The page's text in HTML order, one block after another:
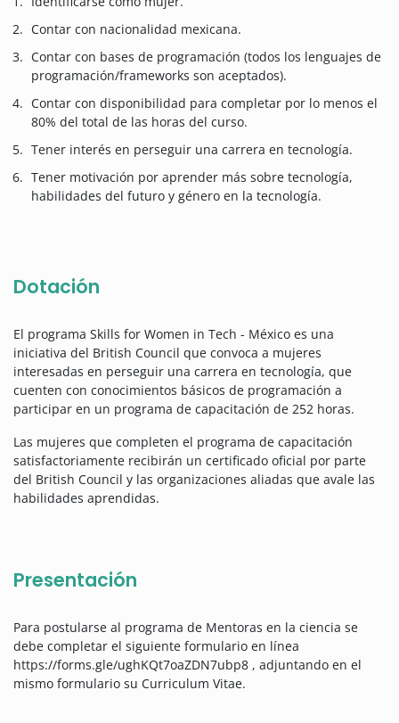
Contar con nacionalidad mexicana.
Contar con bases de programación (todos los lenguajes de
programación/frameworks son aceptados).
Contar con disponibilidad para completar por lo menos el
80% del total de las horas del curso.
Tener interés en perseguir una carrera en tecnología.
Tener motivación por aprender más sobre tecnología,
habilidades del futuro y género en la tecnología.
Dotación
El programa Skills for Women in Tech - México es una
iniciativa del British Council que convoca a mujeres
interesadas en perseguir una carrera en tecnología, que
cuenten con conocimientos básicos de programación a
participar en un programa de capacitación de 252 horas.
Las mujeres que completen el programa de capacitación
satisfactoriamente recibirán un certificado oficial por parte
del British Council y las organizaciones aliadas que avale las
habilidades aprendidas.
Presentación
Para postularse al programa de Mentoras en la ciencia se
debe completar el siguiente formulario en línea
https://forms.gle/ughKQt7oaZDN7ubp8 , adjuntando en el
mismo formulario su Curriculum Vitae.